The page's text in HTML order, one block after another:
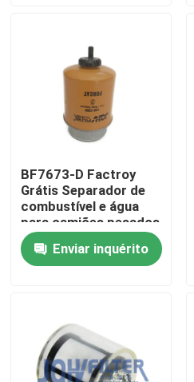
Sobre nós
Visita à fábrica
Controle de qualidade
Contacte-nos
Solicite um orçamento
Máquina escavadora Air
BF7673-D Factroy
Grátis Separador de
combustível e água
para camiões pesados
RE50455 RE58367
156-1200 RE62418
P550351 FS19516
Enviar inquérito